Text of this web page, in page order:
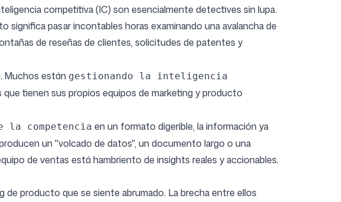
competitiva (IC) son esencialmente detectives sin lupa.
pasar incontables horas examinando una avalancha de
de reseñas de clientes, solicitudes de patentes y
Muchos están gestionando la inteligencia
tienen sus propios equipos de marketing y producto
la competencia en un formato digerible, la información ya
un "volcado de datos", un documento largo o una
de ventas está hambriento de insights reales y accionables.
producto que se siente abrumado. La brecha entre ellos